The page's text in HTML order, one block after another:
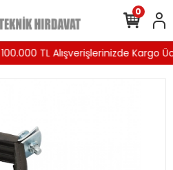
100.000 TL Alışverişlerinizde Kargo
0